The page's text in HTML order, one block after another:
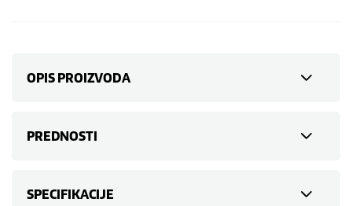
OPIS PROIZVODA
PREDNOSTI
SPECIFIKACIJE